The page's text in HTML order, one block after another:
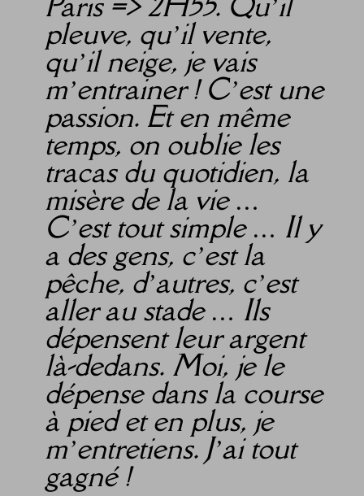
pleuve, qu’il vente,
qu’il neige, je vais
m’entrainer ! C’est une
passion. Et en même
temps, on oublie les
tracas du quotidien, la
misère de la vie …
C’est tout simple … Il y
a des gens, c’est la
pêche, d’autres, c’est
aller au stade … Ils
dépensent leur argent
là-dedans. Moi, je le
dépense dans la course
à pied et en plus, je
m’entretiens. J’ai tout
gagné !